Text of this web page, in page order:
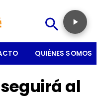
QUIÉNES SOMOS
al